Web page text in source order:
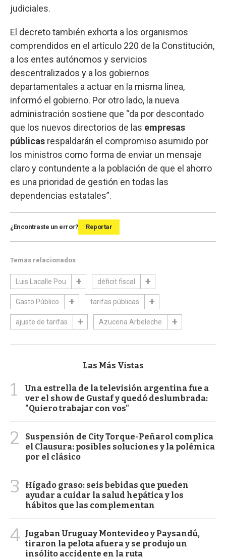
judiciales.
El decreto también exhorta a los organismos
comprendidos en el artículo 220 de la Constitución,
a los entes autónomos y servicios
descentralizados y a los gobiernos
departamentales a actuar en la misma línea,
informó el gobierno. Por otro lado, la nueva
administración sostiene que “da por descontado
que los nuevos directorios de las empresas
públicas respaldarán el compromiso asumido por
los ministros como forma de enviar un mensaje
claro y contundente a la población de que el ahorro
es una prioridad de gestión en todas las
dependencias estatales”.
¿Encontraste un error? Reportar
Temas relacionados
Luis Lacalle Pou déficit fiscal
Gasto Público tarifas públicas
ajuste de tarifas Azucena Arbeleche
Las Más Vistas
1
Una estrella de la televisión argentina fue a
ver el show de Gustaf y quedó deslumbrada:
"Quiero trabajar con vos"
2
Suspensión de City Torque-Peñarol complica
el Clausura: posibles soluciones y la polémica
por el clásico
3
Hígado graso: seis bebidas que pueden
ayudar a cuidar la salud hepática y los
hábitos que las complementan
4 Jugaban Uruguay Montevideo y Paysandú,
tiraron la pelota afuera y se produjo un
insólito accidente en la ruta